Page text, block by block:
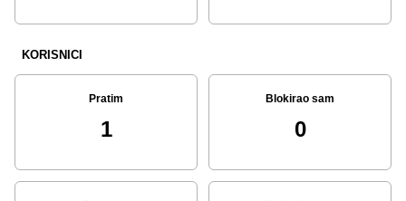
KORISNICI
Pratim
1
Blokirao sam
0